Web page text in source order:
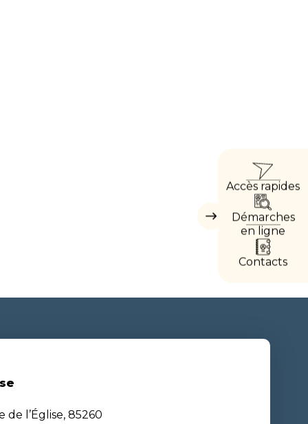
Masquer
Accès rapides
Démarches
en ligne
Contacts
de l’Église, 85260